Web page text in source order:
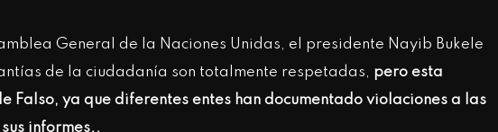
General de la Naciones Unidas, el presidente Nayib Bukele
de la ciudadanía son totalmente respetadas, pero esta
Falso, ya que diferentes entes han documentado violaciones a las
informes..